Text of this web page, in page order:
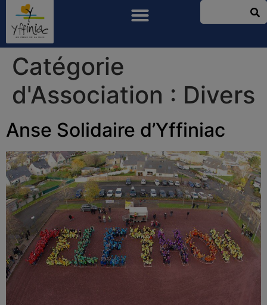
Catégorie
d'Association : Divers
Anse Solidaire d’Yffiniac